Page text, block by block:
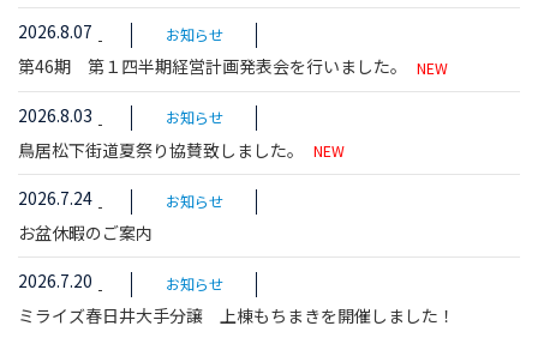
2026.8.07 お知らせ
第46期 第１四半期経営計画発表会を行いました。 NEW
2026.8.03 お知らせ
鳥居松下街道夏祭り協賛致しました。 NEW
2026.7.24 お知らせ
お盆休暇のご案内
2026.7.20
お知らせ
ミライズ春日井大手分譲 上棟もちまきを開催しました！